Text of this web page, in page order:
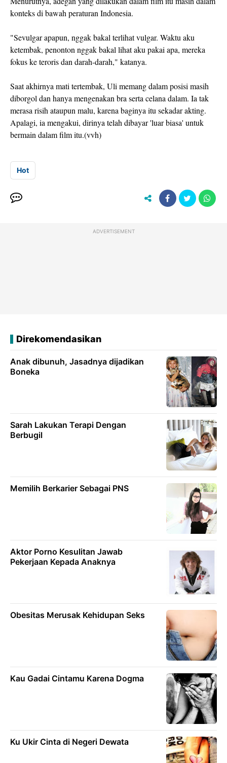
konteks di bawah peraturan Indonesia.
"Sevulgar apapun, nggak bakal terlihat vulgar. Waktu aku
ketembak, penonton nggak bakal lihat aku pakai apa, mereka
fokus ke teroris dan darah-darah," katanya.
Saat akhirnya mati tertembak, Uli memang dalam posisi masih
diborgol dan hanya mengenakan bra serta celana dalam. Ia tak
merasa risih ataupun malu, karena baginya itu sekadar akting.
Apalagi, ia mengakui, dirinya telah dibayar 'luar biasa' untuk
bermain dalam film itu.(vvh)
Hot
ADVERTISEMENT
Direkomendasikan
Anak dibunuh, Jasadnya dijadikan
Boneka
Sarah Lakukan Terapi Dengan
Berbugil
Memilih Berkarier Sebagai PNS
Aktor Porno Kesulitan Jawab
Pekerjaan Kepada Anaknya
Obesitas Merusak Kehidupan Seks
Kau Gadai Cintamu Karena Dogma
Ku Ukir Cinta di Negeri Dewata